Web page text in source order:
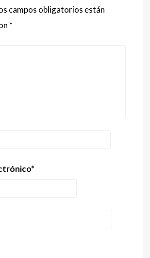
campos obligatorios están
*
*